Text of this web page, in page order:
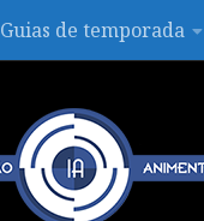
Guias de temporada